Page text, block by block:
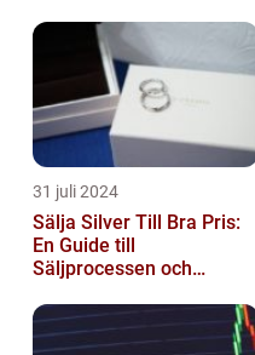
31 juli 2024
Sälja Silver Till Bra Pris:
En Guide till
Säljprocessen och